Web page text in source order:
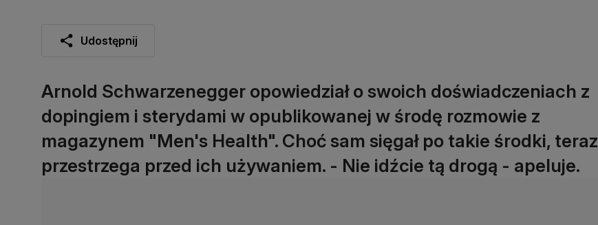
Udostępnij
Arnold Schwarzenegger opowiedział o swoich doświadczeniach z
dopingiem i sterydami w opublikowanej w środę rozmowie z
magazynem "Men's Health". Choć sam sięgał po takie środki, teraz
przestrzega przed ich używaniem. - Nie idźcie tą drogą - apeluje.